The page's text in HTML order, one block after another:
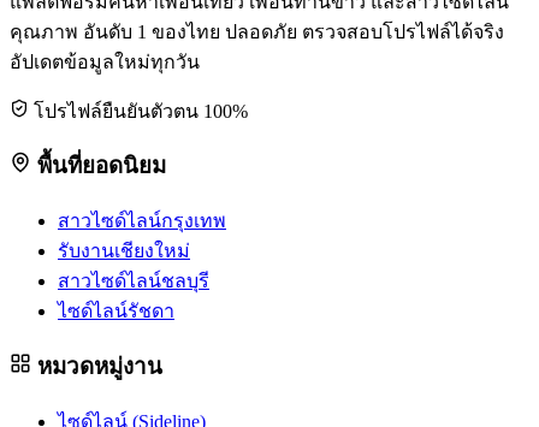
คุณภาพ อันดับ 1 ของไทย ปลอดภัย ตรวจสอบโปรไฟล์ได้จริง
อัปเดตข้อมูลใหม่ทุกวัน
โปรไฟล์ยืนยันตัวตน 100%
พื้นที่ยอดนิยม
สาวไซด์ไลน์กรุงเทพ
รับงานเชียงใหม่
สาวไซด์ไลน์ชลบุรี
ไซด์ไลน์รัชดา
หมวดหมู่งาน
ไซด์ไลน์ (Sideline)